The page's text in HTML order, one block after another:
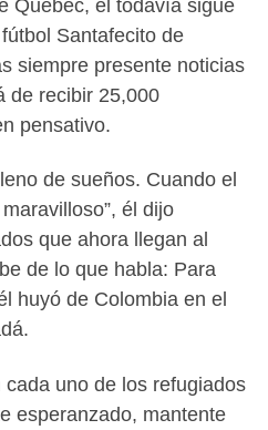
Quebec, él todavía sigue
Santafecito de
siempre presente noticias
de recibir 25,000
pensativo.
de sueños. Cuando el
él dijo
que ahora llegan al
de lo que habla: Para
huyó de Colombia en el
uno de los refugiados
esperanzado, mantente